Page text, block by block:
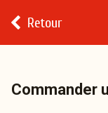
Retour
Commander